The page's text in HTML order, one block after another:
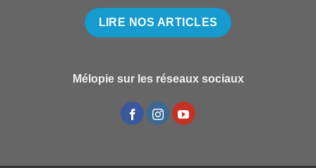
LIRE NOS ARTICLES
Mélopie sur les réseaux sociaux